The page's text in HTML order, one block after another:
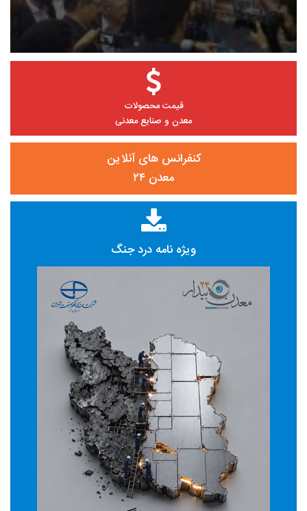
قیمت محصولات
معدن و صنایع معدنی
کنفرانس های آنلاین
معدن ۲۴
ویژه نامه درد جنگ